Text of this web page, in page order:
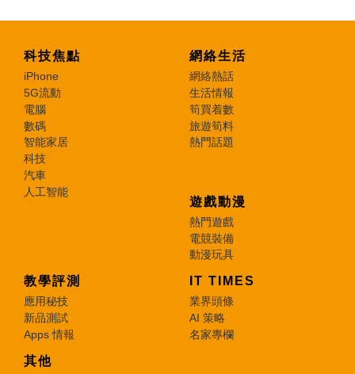
科技焦點
iPhone
5G流動
電腦
數碼
智能家居
科技
汽車
人工智能
網絡生活
網絡熱話
生活情報
筍買着數
旅遊筍料
熱門話題
遊戲動漫
熱門遊戲
電競裝備
動漫玩具
教學評測
應用秘技
新品測試
Apps 情報
IT TIMES
業界頭條
AI 策略
名家專欄
其他